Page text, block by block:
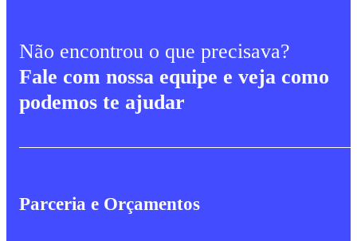
Não encontrou o que precisava?
Fale com nossa equipe e veja como
podemos te ajudar
Parceria e Orçamentos